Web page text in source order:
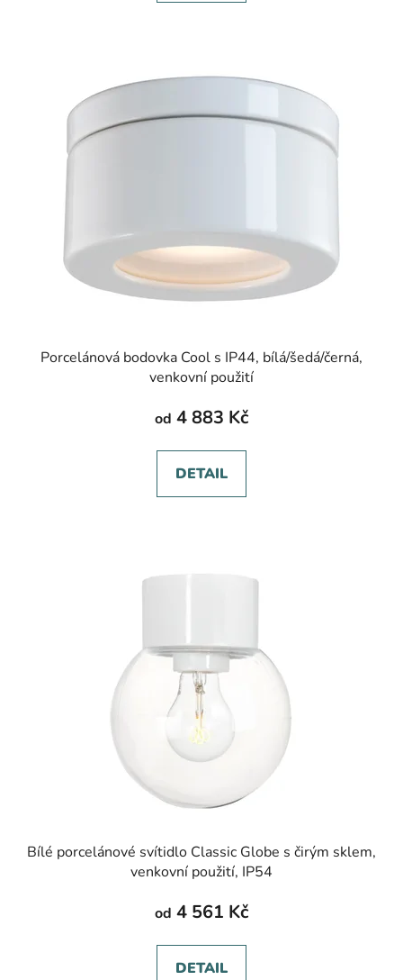
Porcelánová bodovka Cool s IP44, bílá/šedá/černá,
venkovní použití
od 4 883 Kč
DETAIL
Bílé porcelánové svítidlo Classic Globe s čirým sklem,
venkovní použití, IP54
od 4 561 Kč
DETAIL